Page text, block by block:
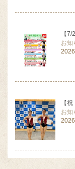
【
お知
【
お知